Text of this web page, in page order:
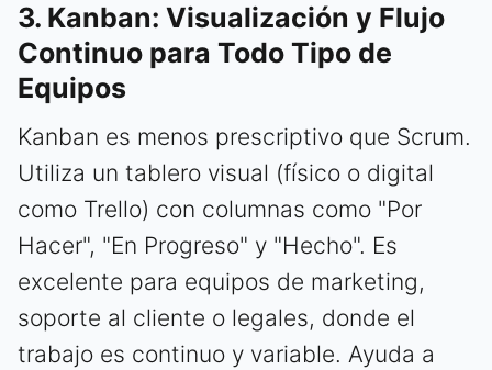
3. Kanban: Visualización y Flujo
Continuo para Todo Tipo de
Equipos
Kanban es menos prescriptivo que Scrum.
Utiliza un tablero visual (físico o digital
como Trello) con columnas como "Por
Hacer", "En Progreso" y "Hecho". Es
excelente para equipos de marketing,
soporte al cliente o legales, donde el
trabajo es continuo y variable. Ayuda a